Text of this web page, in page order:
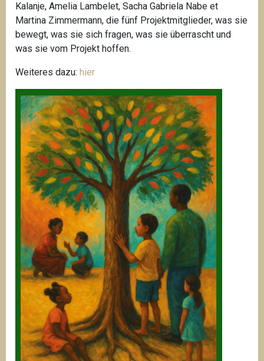
Kalanje, Amelia Lambelet, Sacha Gabriela Nabe et
Martina Zimmermann, die fünf Projektmitglieder, was sie
bewegt, was sie sich fragen, was sie überrascht und
was sie vom Projekt hoffen.
Weiteres dazu: hier